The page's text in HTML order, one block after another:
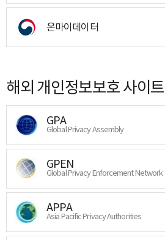
온마이데이터
해외 개인정보보호 사이트
GPA
Global Privacy Assembly
GPEN
Global Privacy Enforcement Network
APPA
Asia Pacific Privacy Authorities